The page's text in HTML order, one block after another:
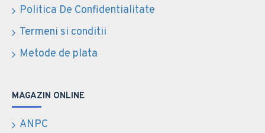
Politica De Confidentialitate
Termeni si conditii
Metode de plata
MAGAZIN ONLINE
ANPC